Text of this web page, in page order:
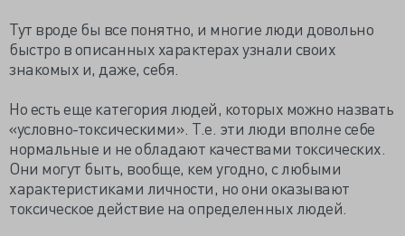
Тут вроде бы все понятно, и многие люди довольно
быстро в описанных характерах узнали своих
знакомых и, даже, себя.
Но есть еще категория людей, которых можно назвать
«условно-токсическими». Т.е. эти люди вполне себе
нормальные и не обладают качествами токсических.
Они могут быть, вообще, кем угодно, с любыми
характеристиками личности, но они оказывают
токсическое действие на определенных людей.